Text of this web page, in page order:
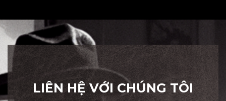
LIÊN HỆ VỚI CHÚNG TÔI